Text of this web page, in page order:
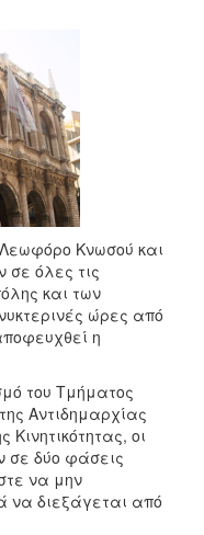
Κνωσού και
σε όλες τις
και των
ώρες από
η
του Τμήματος
Αντιδημαρχίας
οι
σε δύο φάσεις
να μην
να διεξάγεται από